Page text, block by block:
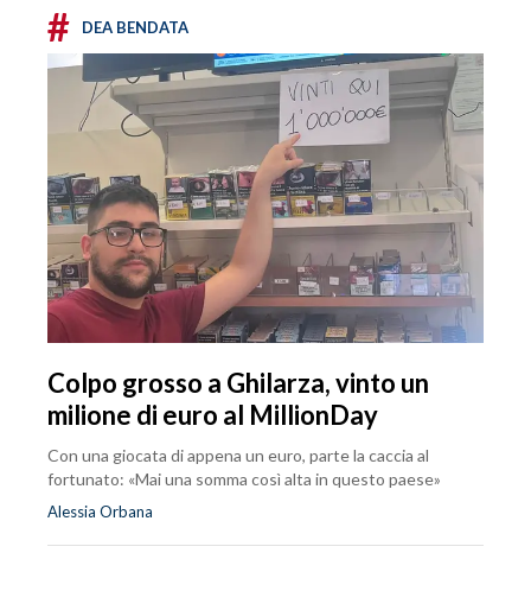
# DEA BENDATA
Colpo grosso a Ghilarza, vinto un
milione di euro al MillionDay
Con una giocata di appena un euro, parte la caccia al
fortunato: «Mai una somma così alta in questo paese»
Alessia Orbana